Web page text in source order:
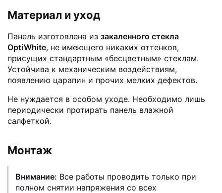
Материал и уход
Панель изготовлена из закаленного стекла
OptiWhite, не имеющего никаких оттенков,
присущих стандартным «бесцветным» стеклам.
Устойчива к механическим воздействиям,
появлению царапин и прочих мелких дефектов.
Не нуждается в особом уходе. Необходимо лишь
периодически протирать панель влажной
салфеткой.
Монтаж
Внимание: Все работы проводить только при
полном снятии напряжения со всех